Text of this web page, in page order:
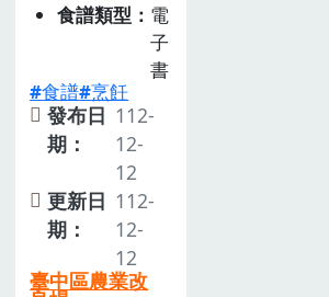
食譜類型
電
子
書
食譜 烹飪
發布日
期：
112-
12-
12
更新日
期：
112-
12-
12
臺中區農業改